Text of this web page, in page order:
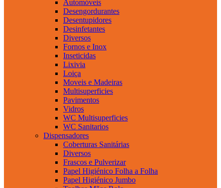
Automóveis
Desengordurantes
Desentupidores
Desinfetantes
Diversos
Fornos e Inox
Inseticidas
Lixivia
Loiça
Moveis e Madeiras
Multisuperficies
Pavimentos
Vidros
WC Multisuperficies
WC Sanitarios
Dispensadores
Coberturas Sanitárias
Diversos
Frascos e Pulverizar
Papel Higiénico Folha a Folha
Papel Higiénico Jumbo